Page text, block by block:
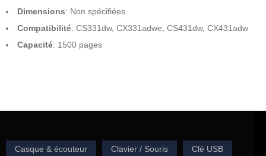
Dimensions: Non spécifiées
Compatibilité: CS331dw, CX331adwe, CS431dw, CX431adw
Capacité: 1500 pages
Casque & écouteur Clavier / Souris Clé USB